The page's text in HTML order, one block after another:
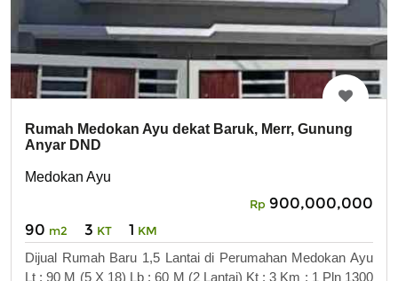
Rumah Medokan Ayu dekat Baruk, Merr, Gunung
Anyar DND
Medokan Ayu
Rp 900,000,000
90 m2 3 KT 1 KM
Dijual Rumah Baru 1,5 Lantai di Perumahan Medokan Ayu
Lt : 90 M (5 X 18) Lb : 60 M (2 Lantai) Kt : 3 Km : 1 Pln 1300